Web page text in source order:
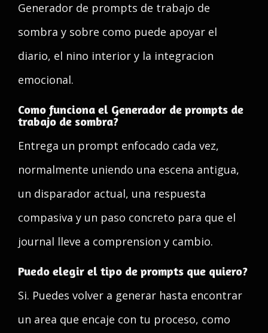
Generador de prompts de trabajo de
sombra y sobre como puede apoyar el
diario, el nino interior y la integracion
emocional.
Como funciona el Generador de prompts de
trabajo de sombra?
Entrega un prompt enfocado cada vez,
normalmente uniendo una escena antigua,
un disparador actual, una respuesta
compasiva y un paso concreto para que el
journal lleve a comprension y cambio.
Puedo elegir el tipo de prompts que quiero?
Si. Puedes volver a generar hasta encontrar
un area que encaje con tu proceso, como